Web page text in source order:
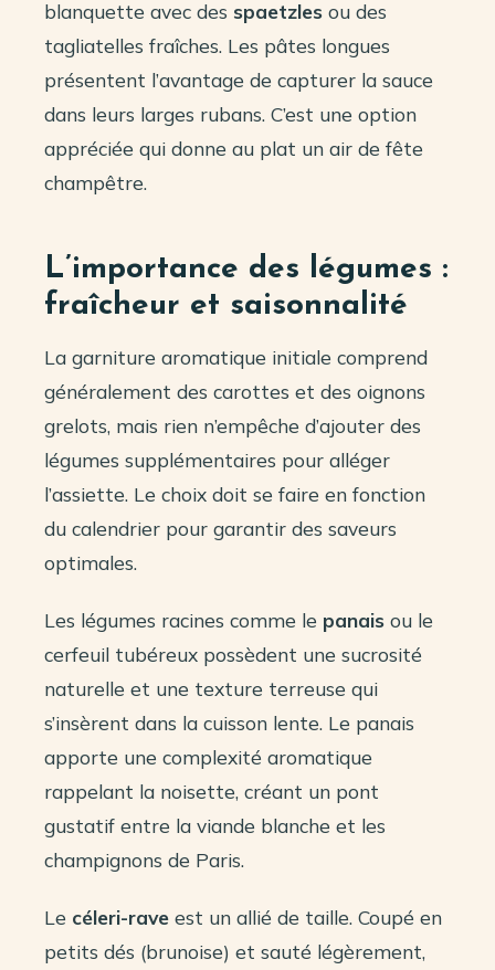
blanquette avec des spaetzles ou des
tagliatelles fraîches. Les pâtes longues
présentent l’avantage de capturer la sauce
dans leurs larges rubans. C’est une option
appréciée qui donne au plat un air de fête
champêtre.
L’importance des légumes :
fraîcheur et saisonnalité
La garniture aromatique initiale comprend
généralement des carottes et des oignons
grelots, mais rien n’empêche d’ajouter des
légumes supplémentaires pour alléger
l’assiette. Le choix doit se faire en fonction
du calendrier pour garantir des saveurs
optimales.
Les légumes racines comme le panais ou le
cerfeuil tubéreux possèdent une sucrosité
naturelle et une texture terreuse qui
s’insèrent dans la cuisson lente. Le panais
apporte une complexité aromatique
rappelant la noisette, créant un pont
gustatif entre la viande blanche et les
champignons de Paris.
Le céleri-rave est un allié de taille. Coupé en
petits dés (brunoise) et sauté légèrement,